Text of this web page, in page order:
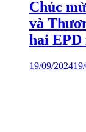
Chúc
và
hai EPD
19/09/2024